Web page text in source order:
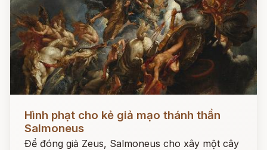
Hình phạt cho kẻ giả mạo thánh thần
Salmoneus
Để đóng giả Zeus, Salmoneus cho xây một cây